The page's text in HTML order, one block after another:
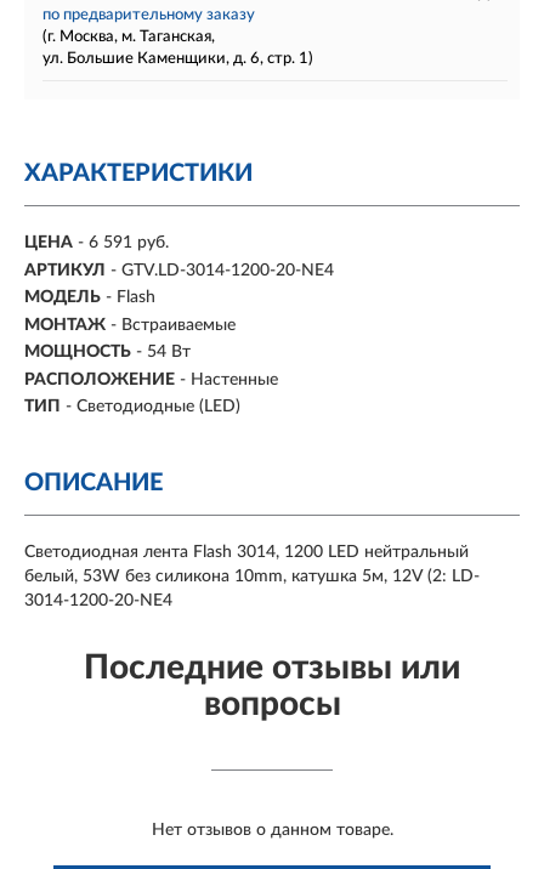
по предварительному заказу
(г. Москва, м. Таганская,
ул. Большие Каменщики, д. 6, стр. 1)
ХАРАКТЕРИСТИКИ
ЦЕНА - 6 591 руб.
АРТИКУЛ - GTV.LD-3014-1200-20-NE4
МОДЕЛЬ - Flash
МОНТАЖ - Встраиваемые
МОЩНОСТЬ - 54 Вт
РАСПОЛОЖЕНИЕ - Настенные
ТИП - Светодиодные (LED)
ОПИСАНИЕ
Светодиодная лента Flash 3014, 1200 LED нейтральный
белый, 53W без силикона 10mm, катушка 5м, 12V (2: LD-
3014-1200-20-NE4
Последние отзывы или
вопросы
Нет отзывов о данном товаре.